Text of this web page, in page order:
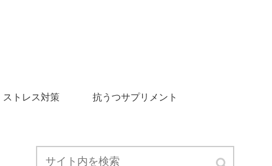
ストレス対策 抗うつサプリメント